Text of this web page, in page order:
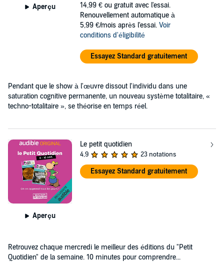
Aperçu 14,99 € ou gratuit avec l'essai.
Renouvellement automatique à
5,99 €/mois après l'essai. Voir
conditions d'éligibilité
Essayez Standard gratuitement
Pendant que le show à l'œuvre dissout l'individu dans une
saturation cognitive permanente, un nouveau système totalitaire, «
techno-totalitaire », se théorise en temps réel.
Aperçu
Le petit quotidien
4,9 23 notations
Essayez Standard gratuitement
Retrouvez chaque mercredi le meilleur des éditions du "Petit
Quotidien" de la semaine. 10 minutes pour comprendre...